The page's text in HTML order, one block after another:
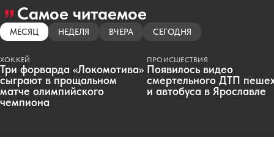
Самое читаемое
МЕСЯЦ НЕДЕЛЯ ВЧЕРА СЕГОДНЯ
ХОККЕЙ
Три форварда «Локомотива»
сыграют в прощальном
матче олимпийского
чемпиона
ПРОИСШЕСТВИЯ
Появилось видео
смертельного ДТП
и автобуса в Ярославле